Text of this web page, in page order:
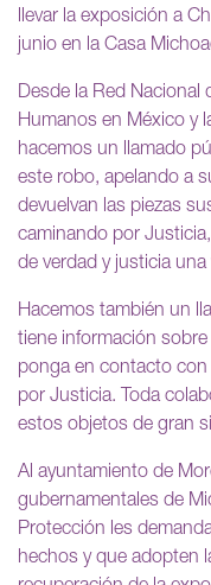
llevar la exposición a
junio en la Casa
Desde la Red Nacional
Humanos en México y
hacemos un llamado
este robo, apelando a
devuelvan las piezas
caminando por
de verdad y justicia
Hacemos también un
tiene información
ponga en contacto con
por Justicia. Toda
estos objetos de gran
Al ayuntamiento de
gubernamentales de
Protección les
hechos y que adopten